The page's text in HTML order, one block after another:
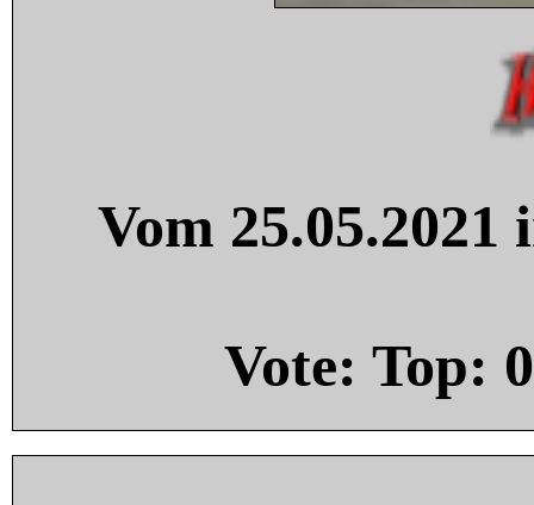
Vom
Vote: Top: 0